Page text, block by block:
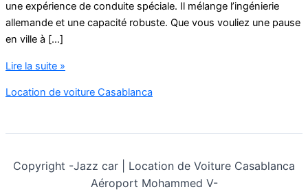
une expérience de conduite spéciale. Il mélange l’ingénierie
allemande et une capacité robuste. Que vous vouliez une pause
en ville à […]
Location
Tiguan
Lire la suite »
Location de voiture Casablanca
Copyright -Jazz car | Location de Voiture Casablanca
Aéroport Mohammed V-